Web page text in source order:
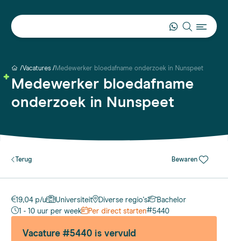
Vacatures Medewerker bloedafname onderzoek in Nunspeet
Medewerker bloedafname
onderzoek in Nunspeet
Terug Bewaren
19,04 p/u Universiteit Diverse regio's
Bachelor
1 - 10 uur per week
Per direct starten#5440
Vacature #5440 is vervuld